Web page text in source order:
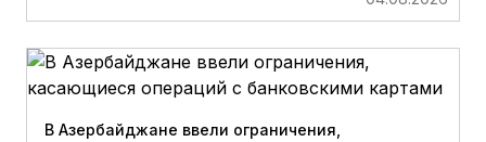
В Азербайджане ввели ограничения,